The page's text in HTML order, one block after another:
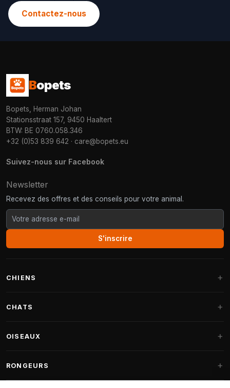
Contactez-nous
Bopets
Bopets, Herman Johan
Stationsstraat 157, 9450 Haaltert
BTW: BE 0760.058.346
+32 (0)53 839 642 · care@bopets.eu
Suivez-nous sur Facebook
Newsletter
Recevez des offres et des conseils pour votre animal.
S'inscrire
CHIENS
Paniers Fantail
CHATS
Arbres à chat Maine Coon
OISEAUX
Nourriture oiseaux d'intérieur
RONGEURS